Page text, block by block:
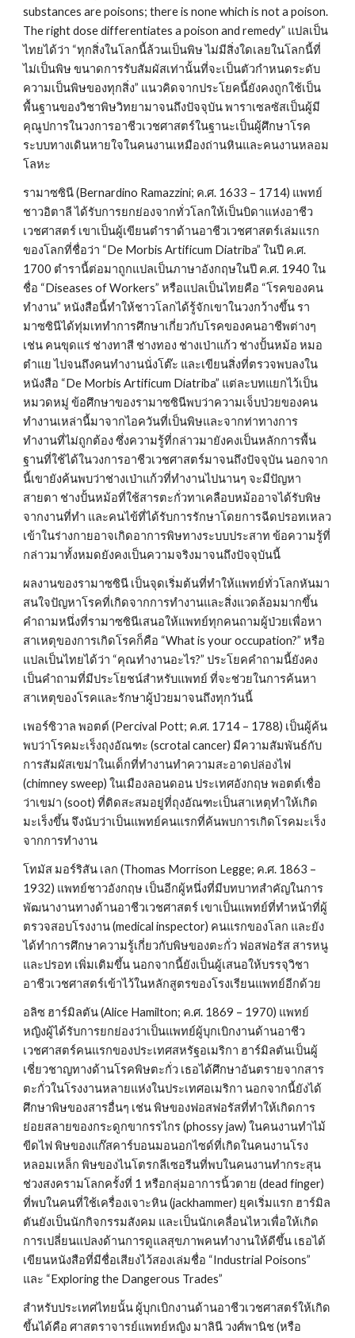
substances are poisons; there is none which is not a poison.
The right dose differentiates a poison and remedy” แปลเป็น
ไทยได้ว่า “ทุกสิ่งในโลกนี้ล้วนเป็นพิษ ไม่มีสิ่งใดเลยในโลกนี้ที่
ไม่เป็นพิษ ขนาดการรับสัมผัสเท่านั้นที่จะเป็นตัวกำหนดระดับ
ความเป็นพิษของทุกสิ่ง” แนวคิดจากประโยคนี้ยังคงถูกใช้เป็น
พื้นฐานของวิชาพิษวิทยามาจนถึงปัจจุบัน พาราเซลซัสเป็นผู้มี
คุณูปการในวงการอาชีวเวชศาสตร์ในฐานะเป็นผู้ศึกษาโรค
ระบบทางเดินหายใจในคนงานเหมืองถ่านหินและคนงานหลอม
โลหะ
รามาซซินี (Bernardino Ramazzini; ค.ศ. 1633 – 1714) แพทย์
ชาวอิตาลี ได้รับการยกย่องจากทั่วโลกให้เป็นบิดาแห่งอาชีว
เวชศาสตร์ เขาเป็นผู้เขียนตำราด้านอาชีวเวชศาสตร์เล่มแรก
ของโลกที่ชื่อว่า “De Morbis Artificum Diatriba” ในปี ค.ศ.
1700 ตำรานี้ต่อมาถูกแปลเป็นภาษาอังกฤษในปี ค.ศ. 1940 ใน
ชื่อ “Diseases of Workers” หรือแปลเป็นไทยคือ “โรคของคน
ทำงาน” หนังสือนี้ทำให้ชาวโลกได้รู้จักเขาในวงกว้างขึ้น รา
มาซซินีได้ทุ่มเททำการศึกษาเกี่ยวกับโรคของคนอาชีพต่างๆ
เช่น คนขุดแร่ ช่างทาสี ช่างทอง ช่างเป่าแก้ว ช่างปั้นหม้อ หมอ
ตำแย ไปจนถึงคนทำงานนั่งโต๊ะ และเขียนสิ่งที่ตรวจพบลงใน
หนังสือ “De Morbis Artificum Diatriba” แต่ละบทแยกไว้เป็น
หมวดหมู่ ข้อศึกษาของรามาซซินีพบว่าความเจ็บป่วยของคน
ทำงานเหล่านี้มาจากไอควันที่เป็นพิษและจากท่าทางการ
ทำงานที่ไม่ถูกต้อง ซึ่งความรู้ที่กล่าวมายังคงเป็นหลักการพื้น
ฐานที่ใช้ได้ในวงการอาชีวเวชศาสตร์มาจนถึงปัจจุบัน นอกจาก
นี้เขายังค้นพบว่าช่างเป่าแก้วที่ทำงานไปนานๆ จะมีปัญหา
สายตา ช่างปั้นหม้อที่ใช้สารตะกั่วทาเคลือบหม้ออาจได้รับพิษ
จากงานที่ทำ และคนไข้ที่ได้รับการรักษาโดยการฉีดปรอทเหลว
เข้าในร่างกายอาจเกิดอาการพิษทางระบบประสาท ข้อความรู้ที่
กล่าวมาทั้งหมดยังคงเป็นความจริงมาจนถึงปัจจุบันนี้
ผลงานของรามาซซินี เป็นจุดเริ่มต้นที่ทำให้แพทย์ทั่วโลกหันมา
สนใจปัญหาโรคที่เกิดจากการทำงานและสิ่งแวดล้อมมากขึ้น
คำถามหนึ่งที่รามาซซินีเสนอให้แพทย์ทุกคนถามผู้ป่วยเพื่อหา
สาเหตุของการเกิดโรคก็คือ “What is your occupation?” หรือ
แปลเป็นไทยได้ว่า “คุณทำงานอะไร?” ประโยคคำถามนี้ยังคง
เป็นคำถามที่มีประโยชน์สำหรับแพทย์ ที่จะช่วยในการค้นหา
สาเหตุของโรคและรักษาผู้ป่วยมาจนถึงทุกวันนี้
เพอร์ซิวาล พอตต์ (Percival Pott; ค.ศ. 1714 – 1788) เป็นผู้ค้น
พบว่าโรคมะเร็งถุงอัณฑะ (scrotal cancer) มีความสัมพันธ์กับ
การสัมผัสเขม่าในเด็กที่ทำงานทำความสะอาดปล่องไฟ
(chimney sweep) ในเมืองลอนดอน ประเทศอังกฤษ พอตต์เชื่อ
ว่าเขม่า (soot) ที่ติดสะสมอยู่ที่ถุงอัณฑะเป็นสาเหตุทำให้เกิด
มะเร็งขึ้น จึงนับว่าเป็นแพทย์คนแรกที่ค้นพบการเกิดโรคมะเร็ง
จากการทำงาน
โทมัส มอร์ริสัน เลก (Thomas Morrison Legge; ค.ศ. 1863 –
1932) แพทย์ชาวอังกฤษ เป็นอีกผู้หนึ่งที่มีบทบาทสำคัญในการ
พัฒนางานทางด้านอาชีวเวชศาสตร์ เขาเป็นแพทย์ที่ทำหน้าที่ผู้
ตรวจสอบโรงงาน (medical inspector) คนแรกของโลก และยัง
ได้ทำการศึกษาความรู้เกี่ยวกับพิษของตะกั่ว ฟอสฟอรัส สารหนู
และปรอท เพิ่มเติมขึ้น นอกจากนี้ยังเป็นผู้เสนอให้บรรจุวิชา
อาชีวเวชศาสตร์เข้าไว้ในหลักสูตรของโรงเรียนแพทย์อีกด้วย
อลิซ ฮาร์มิลตัน (Alice Hamilton; ค.ศ. 1869 – 1970) แพทย์
หญิงผู้ได้รับการยกย่องว่าเป็นแพทย์ผู้บุกเบิกงานด้านอาชีว
เวชศาสตร์คนแรกของประเทศสหรัฐอเมริกา ฮาร์มิลตันเป็นผู้
เชี่ยวชาญทางด้านโรคพิษตะกั่ว เธอได้ศึกษาอันตรายจากสาร
ตะกั่วในโรงงานหลายแห่งในประเทศอเมริกา นอกจากนี้ยังได้
ศึกษาพิษของสารอื่นๆ เช่น พิษของฟอสฟอรัสที่ทำให้เกิดการ
ย่อยสลายของกระดูกขากรรไกร (phossy jaw) ในคนงานทำไม้
ขีดไฟ พิษของแก๊สคาร์บอนมอนอกไซด์ที่เกิดในคนงานโรง
หลอมเหล็ก พิษของไนโตรกลีเซอรีนที่พบในคนงานทำกระสุน
ช่วงสงครามโลกครั้งที่ 1 หรือกลุ่มอาการนิ้วตาย (dead finger)
ที่พบในคนที่ใช้เครื่องเจาะหิน (jackhammer) ยุคเริ่มแรก ฮาร์มิล
ตันยังเป็นนักกิจกรรมสังคม และเป็นนักเคลื่อนไหวเพื่อให้เกิด
การเปลี่ยนแปลงด้านการดูแลสุขภาพคนทำงานให้ดีขึ้น เธอได้
เขียนหนังสือที่มีชื่อเสียงไว้สองเล่มชื่อ “Industrial Poisons”
และ “Exploring the Dangerous Trades”
สำหรับประเทศไทยนั้น ผู้บุกเบิกงานด้านอาชีวเวชศาสตร์ให้เกิด
ขึ้นได้คือ ศาสตราจารย์แพทย์หญิง มาลินี วงศ์พานิช (หรือ